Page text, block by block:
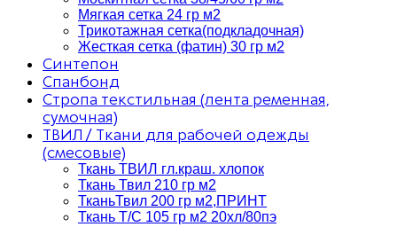
Мягкая сетка 24 гр м2
Трикотажная сетка(подкладочная)
Жесткая сетка (фатин) 30 гр м2
Синтепон
Спанбонд
Стропа текстильная (лента ременная,
сумочная)
ТВИЛ / Ткани для рабочей одежды
(смесовые)
Ткань ТВИЛ гл.краш. хлопок
Ткань Твил 210 гр м2
ТканьТвил 200 гр м2,ПРИНТ
Ткань Т/C 105 гр м2 20хл/80пэ